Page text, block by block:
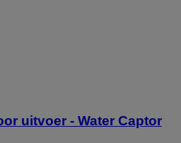
uitvoer - Water Captor